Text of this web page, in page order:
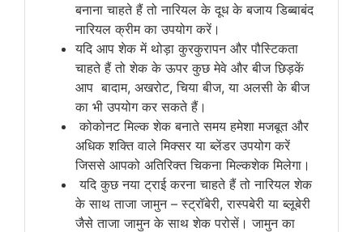
बनाना चाहते हैं तो नारियल के दूध के बजाय डिब्बाबंद
नारियल क्रीम का उपयोग करें।
यदि आप शेक में थोड़ा कुरकुरापन और पौस्टिकता
चाहते हैं तो शेक के ऊपर कुछ मेवे और बीज छिड़कें
आप बादाम, अखरोट, चिया बीज, या अलसी के बीज
का भी उपयोग कर सकते हैं।
कोकोनट मिल्क शेक बनाते समय हमेशा मजबूत और
अधिक शक्ति वाले मिक्सर या ब्लेंडर उपयोग करें
जिससे आपको अतिरिक्त चिकना मिल्कशेक मिलेगा।
यदि कुछ नया ट्राई करना चाहते हैं तो नारियल शेक
के साथ ताजा जामुन – स्ट्रॉबेरी, रास्पबेरी या ब्लूबेरी
जैसे ताजा जामुन के साथ शेक परोसें। जामुन का